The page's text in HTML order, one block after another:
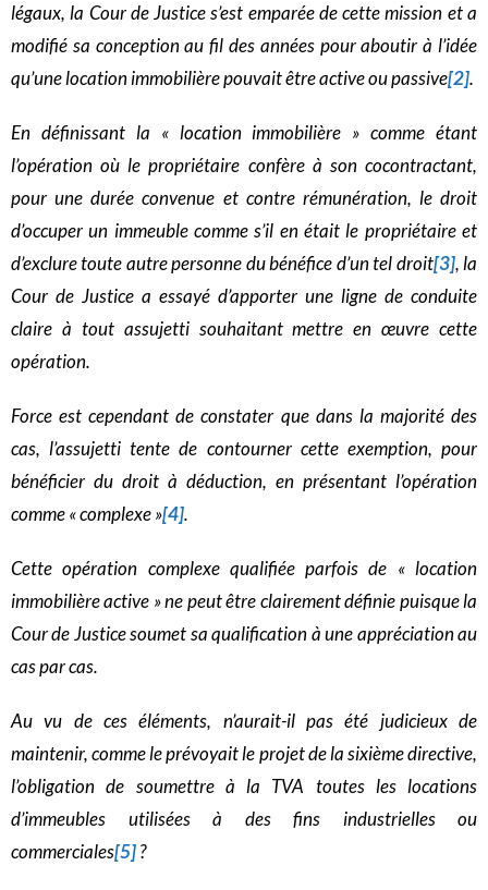
légaux, la Cour de Justice s’est emparée de cette mission et a
modifié sa conception au fil des années pour aboutir à l’idée
qu’une location immobilière pouvait être active ou passive[2].
En définissant la « location immobilière » comme étant
l’opération où le propriétaire confère à son cocontractant,
pour une durée convenue et contre rémunération, le droit
d’occuper un immeuble comme s’il en était le propriétaire et
d’exclure toute autre personne du bénéfice d’un tel droit[3], la
Cour de Justice a essayé d’apporter une ligne de conduite
claire à tout assujetti souhaitant mettre en œuvre cette
opération.
Force est cependant de constater que dans la majorité des
cas, l’assujetti tente de contourner cette exemption, pour
bénéficier du droit à déduction, en présentant l’opération
comme « complexe »[4].
Cette opération complexe qualifiée parfois de « location
immobilière active » ne peut être clairement définie puisque la
Cour de Justice soumet sa qualification à une appréciation au
cas par cas.
Au vu de ces éléments, n’aurait-il pas été judicieux de
maintenir, comme le prévoyait le projet de la sixième directive,
l’obligation de soumettre à la TVA toutes les locations
d’immeubles utilisées à des fins industrielles ou
commerciales[5]?